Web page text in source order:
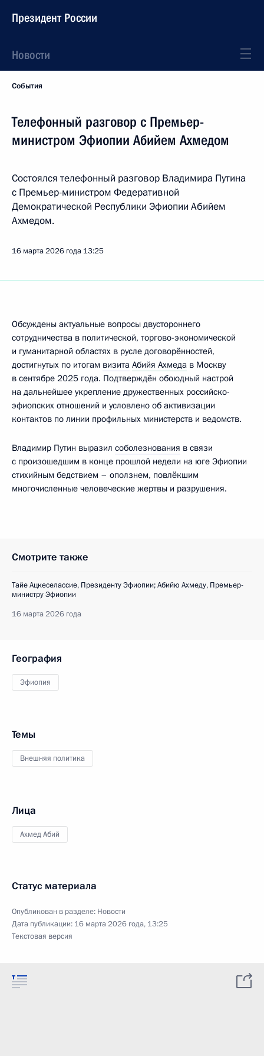
Президент России
Новости
События
Телефонный разговор с Премьер-
министром Эфиопии Абийем Ахмедом
Состоялся телефонный разговор Владимира Путина
с Премьер-министром Федеративной
Демократической Республики Эфиопии Абийем
Ахмедом.
16 марта 2026 года 13:25
Обсуждены актуальные вопросы двустороннего
сотрудничества в политической, торгово-экономической
и гуманитарной областях в русле договорённостей,
достигнутых по итогам визита Абийя Ахмеда в Москву
в сентябре 2025 года. Подтверждён обоюдный настрой
на дальнейшее укрепление дружественных российско-
эфиопских отношений и условлено об активизации
контактов по линии профильных министерств и ведомств.
Владимир Путин выразил соболезнования в связи
с произошедшим в конце прошлой недели на юге Эфиопии
стихийным бедствием – оползнем, повлёкшим
многочисленные человеческие жертвы и разрушения.
Смотрите также
Тайе Ацкеселассие, Президенту Эфиопии; Абийю Ахмеду, Премьер-
министру Эфиопии
16 марта 2026 года
География
Эфиопия
Темы
Внешняя политика
Лица
Ахмед Абий
Статус материала
Опубликован в разделе: Новости
Дата публикации: 16 марта 2026 года, 13:25
Текстовая версия